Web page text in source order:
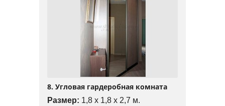
8. Угловая гардеробная комната
Размер: 1,8 x 1,8 x 2,7 м.